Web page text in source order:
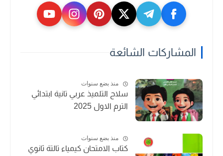
المشاركات الشائعة
منذ بضع سنوات
سلاح التلميذ عربي تانية ابتدائي
الترم الاول 2025
منذ بضع سنوات
كتاب الامتحان كيمياء تالتة ثانوي